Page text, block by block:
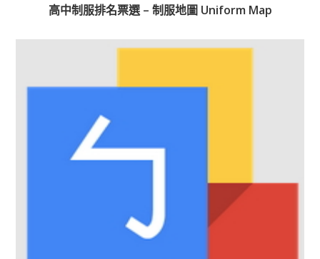
高中制服排名票選 – 制服地圖 Uniform Map